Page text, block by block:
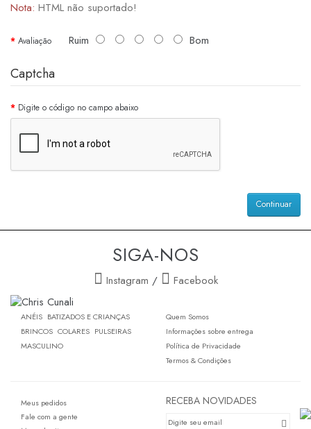
Nota: HTML não suportado!
Avaliação Ruim Bom
Captcha
Digite o código no campo abaixo
Continuar
SIGA-NOS
Instagram / Facebook
ANÉIS BATIZADOS E CRIANÇAS
BRINCOS COLARES PULSEIRAS
MASCULINO
Quem Somos
Informações sobre entrega
Política de Privacidade
Termos & Condições
Meus pedidos
Fale com a gente
RECEBA NOVIDADES